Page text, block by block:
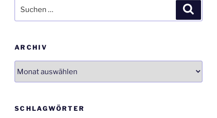
nach:
ARCHIV
SCHLAGWÖRTER